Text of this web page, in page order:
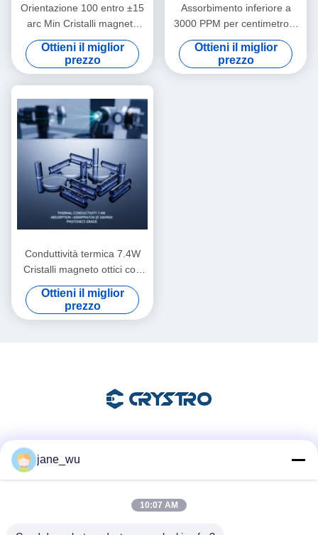
Orientazione 100 entro ±15
arc Min Cristalli magneto
ottici personalizzabili
Dimensioni tipiche 8mm X
8mm X 5mm Ideale per
dispositivi ottici
Ottieni il miglior
prezzo
Assorbimento inferiore a
3000 PPM per centimetro a
1064 nanometri Cristalli
magneto-ottici con durezza
Mohs 8 punto 0 ideali per
Ottieni il miglior
prezzo
Conduttività termica 7.4W
Cristalli magneto ottici con
assorbimento inferiore a
3000PPM per cm a 1064nm
secondo immagine ideale
Ottieni il miglior
prezzo
jane_wu
10:07 AM